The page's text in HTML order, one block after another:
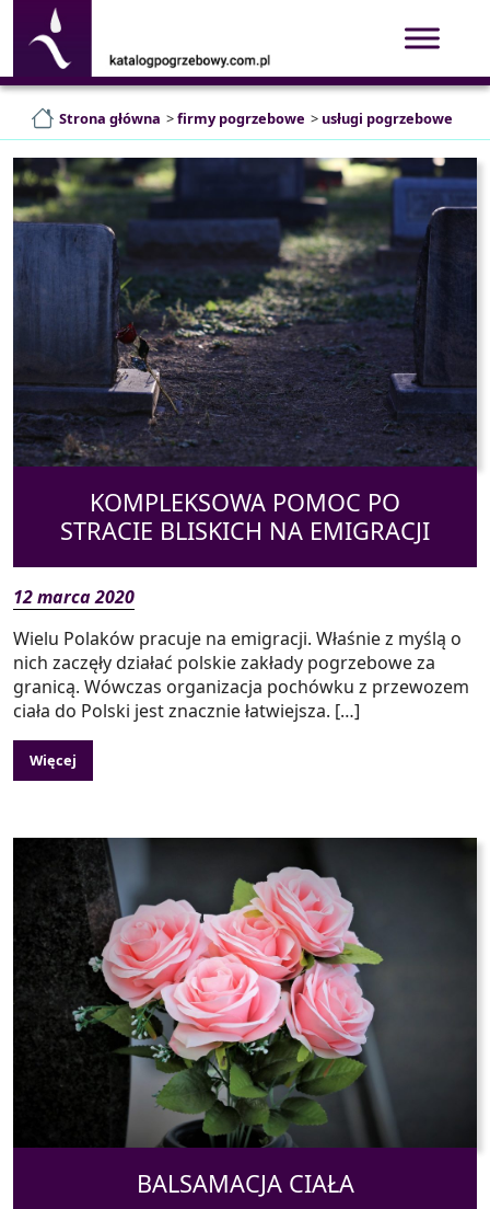
Strona główna >firmy pogrzebowe > usługi pogrzebowe
KOMPLEKSOWA POMOC PO
STRACIE BLISKICH NA EMIGRACJI
12 marca 2020
Wielu Polaków pracuje na emigracji. Właśnie z myślą o
nich zaczęły działać polskie zakłady pogrzebowe za
granicą. Wówczas organizacja pochówku z przewozem
ciała do Polski jest znacznie łatwiejsza. […]
Więcej
BALSAMACJA CIAŁA